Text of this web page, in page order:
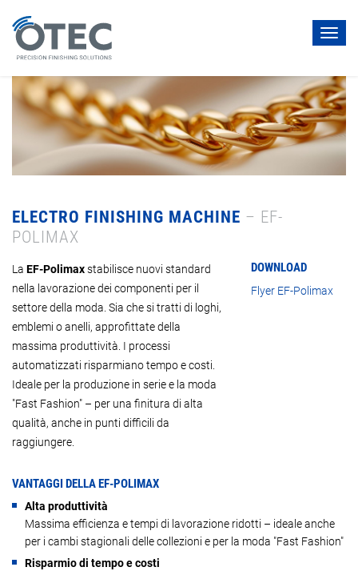
ELECTRO FINISHING MACHINE – EF-
POLIMAX
La EF-Polimaxstabilisce nuovi standard
nella lavorazione dei componenti per il
settore della moda. Sia che si tratti di loghi,
emblemi o anelli, approfittate della
massima produttività. I processi
automatizzati risparmiano tempo e costi.
Ideale per la produzione in serie e la moda
"Fast Fashion" – per una finitura di alta
qualità, anche in punti difficili da
raggiungere.
DOWNLOAD
Flyer EF-Polimax
VANTAGGI DELLA EF-POLIMAX
Alta produttività
Massima efficienza e tempi di lavorazione ridotti – ideale anche
per i cambi stagionali delle collezioni e per la moda "Fast Fashion"
Risparmio di tempo e costi